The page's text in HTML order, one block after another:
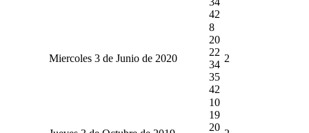
42
Miercoles 3 de Junio de 2020
8
20
22
34
35
42
2
10
19
20